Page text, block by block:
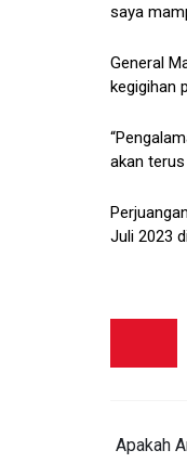
saya
General
kegigihan
akan
Juli 2023
Apakah